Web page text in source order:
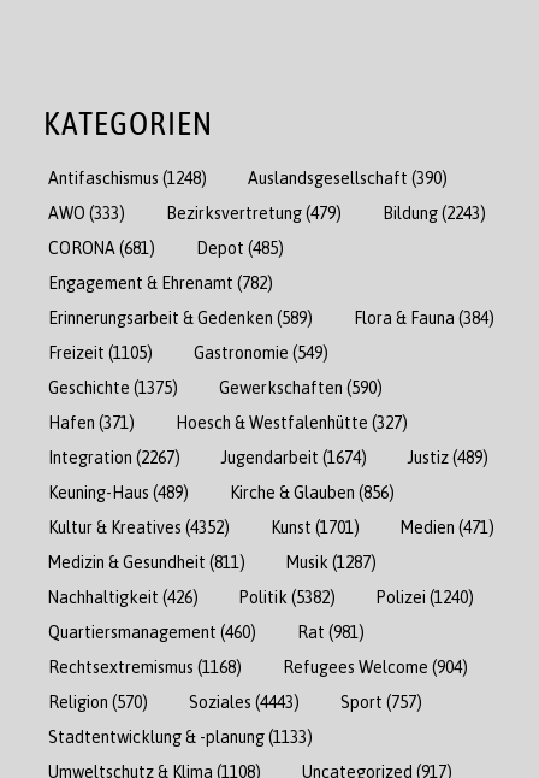
KATEGORIEN
Antifaschismus (1248) Auslandsgesellschaft (390)
AWO (333) Bezirksvertretung(479) Bildung(2243)
CORONA (681) Depot (485)
Engagement & Ehrenamt (782)
Erinnerungsarbeit & Gedenken (589) Flora & Fauna (384)
Freizeit (1105) Gastronomie (549)
Geschichte (1375) Gewerkschaften (590)
Hafen (371) Hoesch & Westfalenhütte (327)
Integration (2267) Jugendarbeit (1674) Justiz(489)
Keuning-Haus (489) Kirche & Glauben (856)
Kultur & Kreatives (4352) Kunst (1701) Medien (471)
Medizin & Gesundheit (811) Musik (1287)
Nachhaltigkeit (426) Politik (5382) Polizei (1240)
Quartiersmanagement (460) Rat (981)
Rechtsextremismus (1168) Refugees Welcome (904)
Religion (570) Soziales (4443) Sport (757)
Stadtentwicklung & -planung(1133)
Umweltschutz & Klima (1108) Uncategorized (917)